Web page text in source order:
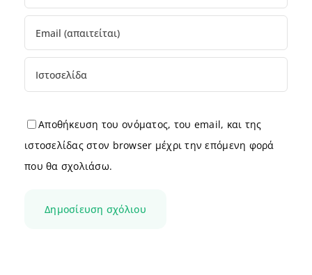
Αποθήκευση του ονόματος, του email, και της
ιστοσελίδας στον browser μέχρι την επόμενη φορά
που θα σχολιάσω.